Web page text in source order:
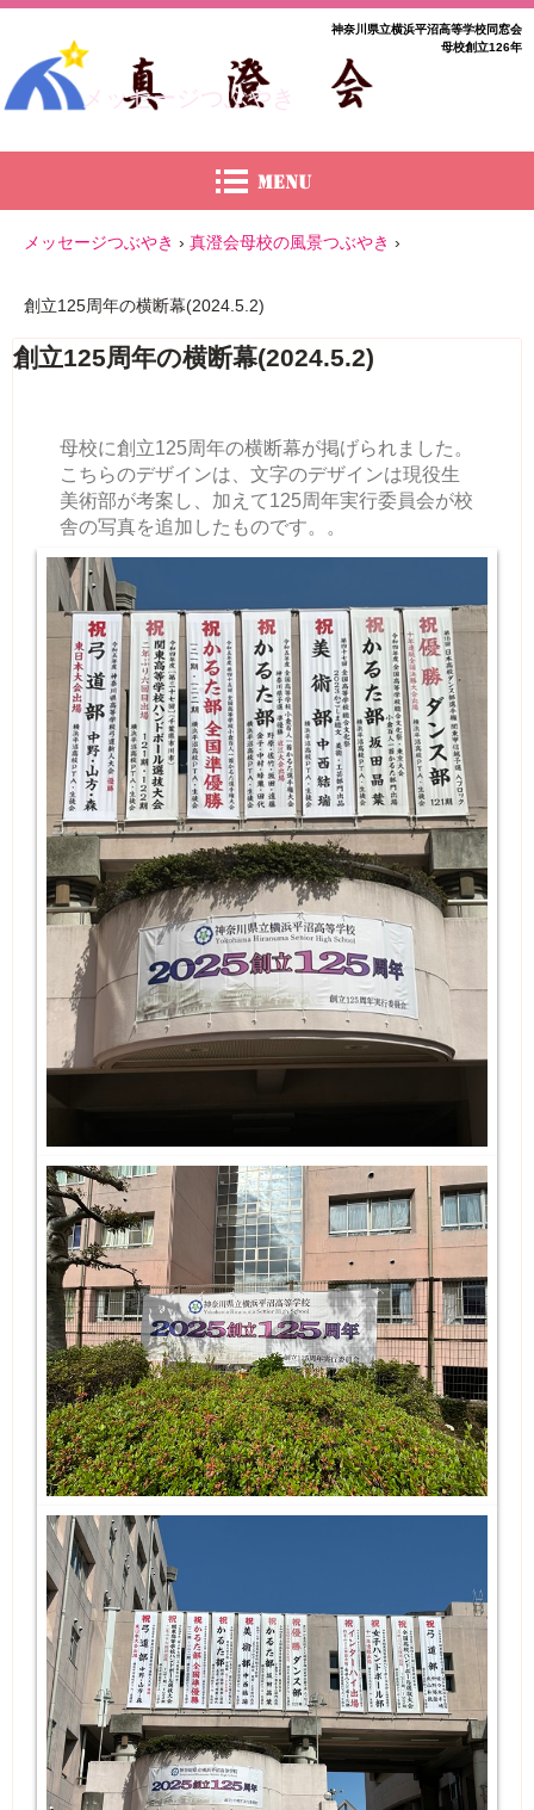
メッセージつぶやき
神奈川県立横浜平沼高等学校同窓会
母校創立126年
メッセージつぶやき › 真澄会母校の風景つぶやき ›
創立125周年の横断幕(2024.5.2)
創立125周年の横断幕(2024.5.2)
母校に創立125周年の横断幕が掲げられました。
こちらのデザインは、文字のデザインは現役生
美術部が考案し、加えて125周年実行委員会が校
舎の写真を追加したものです。。